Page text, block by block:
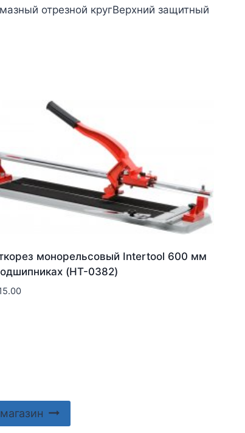
отрезной кругВерхний защитный
монорельсовый Intertool 600 мм
(HT-0382)